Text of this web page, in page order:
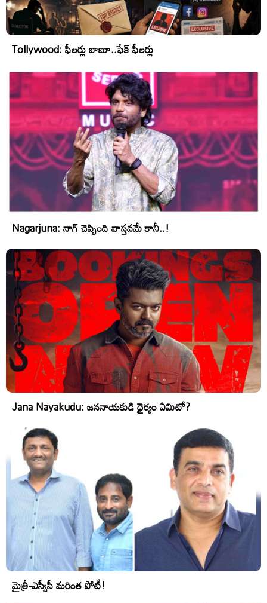
Tollywood: ఫీలర్లు బాబూ..ఫేక్ ఫీలర్లు
Nagarjuna: నాగ్ చెప్పింది వాస్తవమే కానీ..!
Jana Nayakudu: జననాయకుడి ధైర్యం ఏమిటో?
మైత్రీ-ఎస్వీసీ మరింత పోటీ!